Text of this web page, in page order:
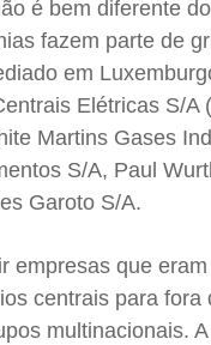
é bem diferente
fazem parte de
em
Elétricas S/
Martins Gases
S/A, Paul
Garoto S/A.
empresas que
centrais para
multinacionais.